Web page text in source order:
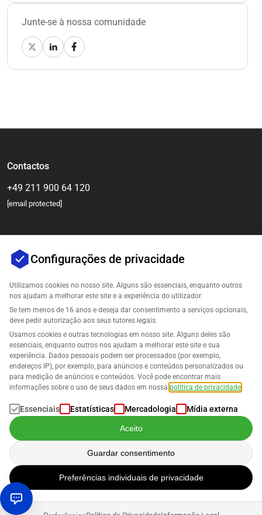
Junte-se à nossa comunidade
Contactos
+49 211 900 64 120
[email protected]
Empresa
Suporte
Soluções para Amazon
Os dados são processados de acordo com a nossa Política de Privacidade
Copyright © 2026 SELLERLOGIC. Todos os direitos reservados
Configurações de privacidade
Utilizamos cookies no nosso site. Alguns são essenciais, enquanto outros
nos ajudam a melhorar este site e a experiência do utilizador.
Se tem menos de 16 anos e deseja dar consentimento a serviços opcionais,
deve pedir autorização aos seus tutores legais.
Usamos cookies e outras tecnologias em nosso site. Alguns deles são
essenciais, enquanto outros nos ajudam a melhorar este site e sua
experiência. Dados pessoais podem ser processados (por exemplo,
endereços IP), por exemplo, para anúncios e conteúdos personalizados ou
para medição de anúncios e conteúdos. Você pode encontrar mais
informações sobre o uso de seus dados em nossa política de privacidade
Essenciais Estatísticas Mercadologia Mídia externa
Aceito
Guardar consentimento
Preferências individuais de privacidade